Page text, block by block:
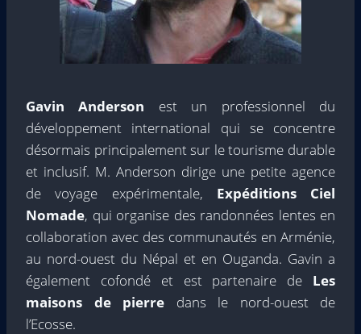
Gavin Anderson est un professionnel du
développement international qui se concentre
désormais principalement sur le tourisme durable
et inclusif. M. Anderson dirige une petite agence
de voyage expérimentale, Expéditions Ciel
Nomade, qui organise des randonnées lentes en
collaboration avec des communautés en Arménie,
au nord-ouest du Népal et en Ouganda. Gavin a
également cofondé et est partenaire de Les
maisons de pierre dans le nord-ouest de
l’Ecosse.